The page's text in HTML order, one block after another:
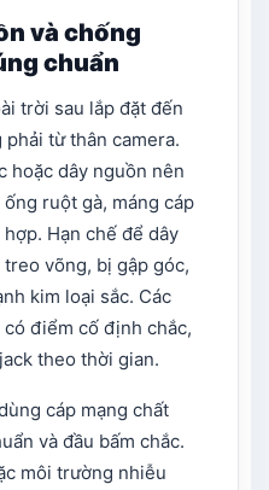
và chống
chuẩn
trời sau lắp đặt đến
từ thân camera.
hoặc dây nguồn nên
ruột gà, máng cáp
Hạn chế để dây
võng, bị gập góc,
kim loại sắc. Các
điểm cố định chắc,
theo thời gian.
cáp mạng chất
và đầu bấm chắc.
môi trường nhiễu